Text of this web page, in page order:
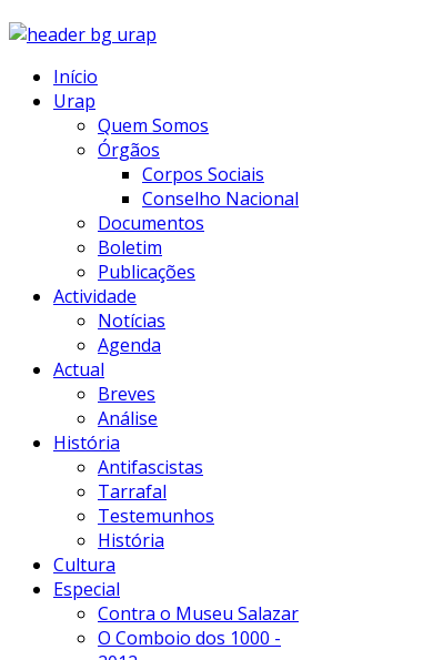
Início
Urap
Quem Somos
Órgãos
Corpos Sociais
Conselho Nacional
Documentos
Boletim
Publicações
Actividade
Notícias
Agenda
Actual
Breves
Análise
História
Antifascistas
Tarrafal
Testemunhos
História
Cultura
Especial
Contra o Museu Salazar
O Comboio dos 1000 -